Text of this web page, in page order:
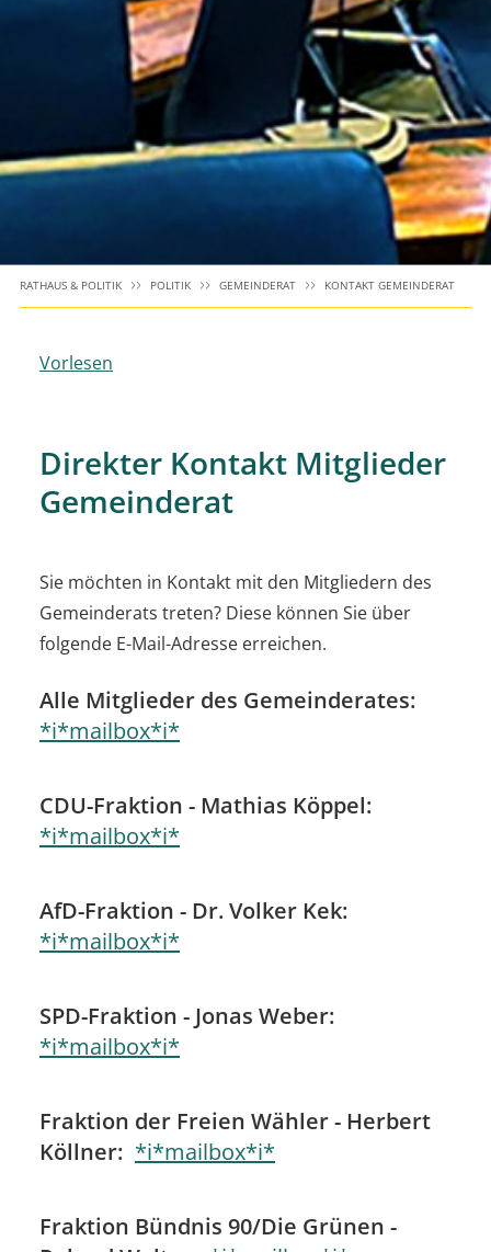
RATHAUS & POLITIK POLITIK GEMEINDERAT KONTAKT GEMEINDERAT
Vorlesen
Direkter Kontakt Mitglieder
Gemeinderat
Sie möchten in Kontakt mit den Mitgliedern des
Gemeinderats treten? Diese können Sie über
folgende E-Mail-Adresse erreichen.
Alle Mitglieder des Gemeinderates:
*i*mailbox*i*
CDU-Fraktion - Mathias Köppel:
*i*mailbox*i*
AfD-Fraktion - Dr. Volker Kek:
*i*mailbox*i*
SPD-Fraktion - Jonas Weber:
*i*mailbox*i*
Fraktion der Freien Wähler - Herbert
Köllner: *i*mailbox*i*
Fraktion Bündnis 90/Die Grünen -